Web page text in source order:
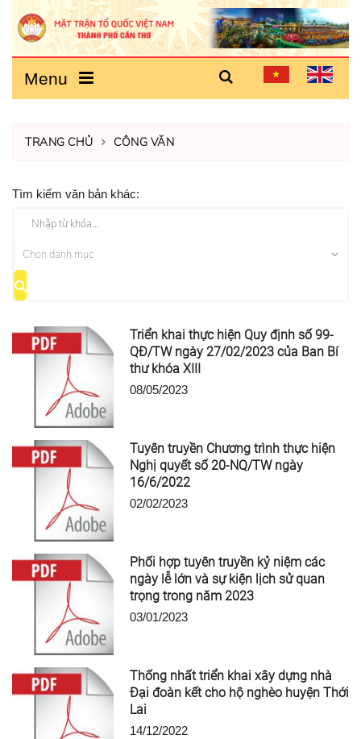
Menu
TRANG CHỦ CÔNG VĂN
Tìm kiếm văn bản khác:
Triển khai thực hiện Quy định số 99-
QĐ/TW ngày 27/02/2023 của Ban Bí
thư khóa XIII
08/05/2023
Tuyên truyền Chương trình thực hiện
Nghị quyết số 20-NQ/TW ngày
16/6/2022
02/02/2023
Phối hợp tuyên truyền kỷ niệm các
ngày lễ lớn và sự kiện lịch sử quan
trọng trong năm 2023
03/01/2023
Thống nhất triển khai xây dựng nhà
Đại đoàn kết cho hộ nghèo huyện Thới
Lai
14/12/2022